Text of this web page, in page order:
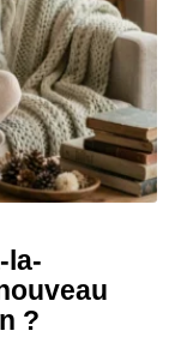
la-
?